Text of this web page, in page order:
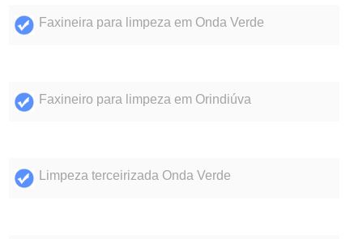
Faxineira para limpeza em Onda Verde
Faxineiro para limpeza em Orindiúva
Limpeza terceirizada Onda Verde